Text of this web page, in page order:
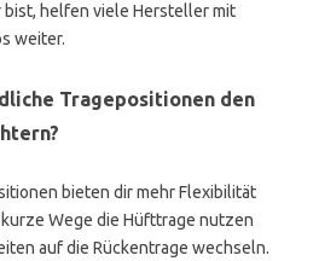
helfen viele Hersteller mit
weiter.
Tragepositionen den
bieten dir mehr Flexibilität
Wege die Hüfttrage nutzen
auf die Rückentrage wechseln.